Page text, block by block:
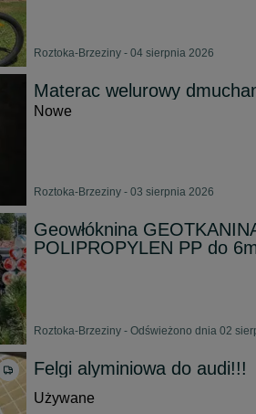
Roztoka-Brzeziny - 04 sierpnia 2026
Materac welurowy
Nowe
Roztoka-Brzeziny - 03 sierpnia 2026
Geowłóknina
POLIPROPYLEN PP do
Roztoka-Brzeziny - Odświeżono dnia 02
Felgi alyminiowa do audi!!!
Używane